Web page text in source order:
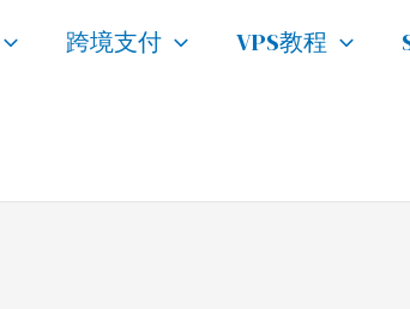
跨境支付 VPS教程